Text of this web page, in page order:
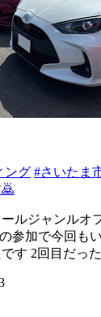
ング #さいたま
ルジャンルオ
参加で今回も
す 2回目だっ